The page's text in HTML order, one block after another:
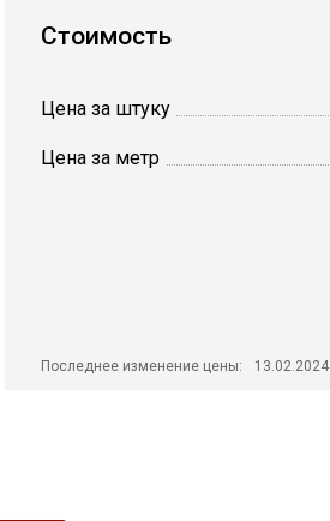
Стоимость
Цена за штуку
Цена за метр
Последнее изменение цены: 13.02.2024